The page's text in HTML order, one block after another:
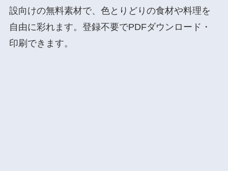
設向けの無料素材で、色とりどりの食材や料理を
自由に彩れます。登録不要でPDFダウンロード・
印刷できます。